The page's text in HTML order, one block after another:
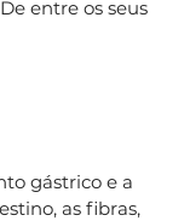
entre os seus
gástrico e a
as fibras,